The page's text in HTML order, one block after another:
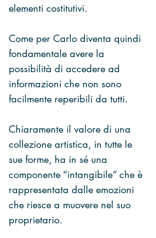
elementi costitutivi.
Come per Carlo diventa quindi
fondamentale avere la
possibilità di accedere ad
informazioni che non sono
facilmente reperibili da tutti.
Chiaramente il valore di una
collezione artistica, in tutte le
sue forme, ha in sé una
componente “intangibile” che è
rappresentata dalle emozioni
che riesce a muovere nel suo
proprietario.